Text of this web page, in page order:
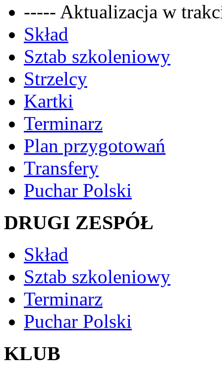
----- Aktualizacja w
Skład
Sztab szkoleniowy
Strzelcy
Kartki
Terminarz
Plan przygotowań
Transfery
Puchar Polski
DRUGI ZESPÓŁ
Skład
Sztab szkoleniowy
Terminarz
Puchar Polski
KLUB